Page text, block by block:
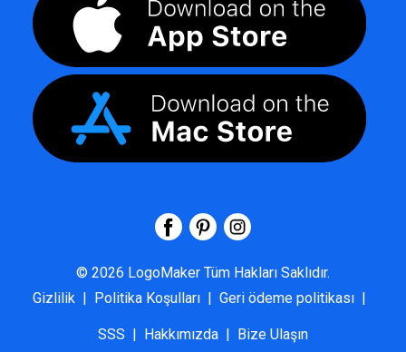
© 2026 LogoMaker Tüm Hakları Saklıdır.
Gizlilik | Politika Koşulları | Geri ödeme politikası |
SSS | Hakkımızda | Bize Ulaşın